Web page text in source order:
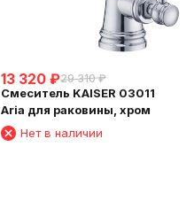
13 320 ₽29 310 ₽
Смеситель KAISER 03011
Aria для раковины, хром
Нет в наличии